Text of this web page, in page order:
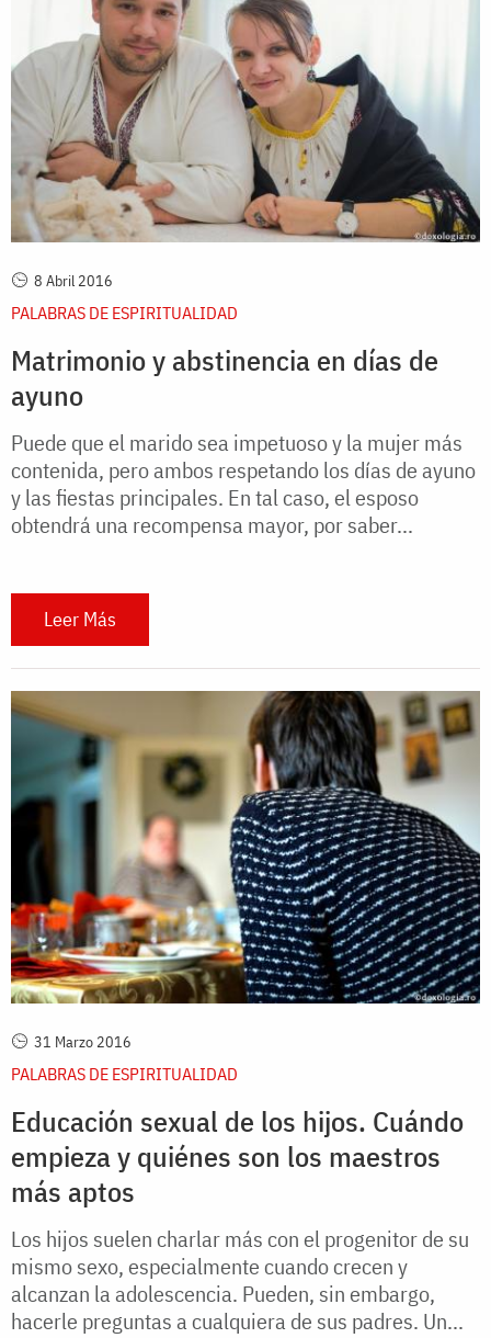
8 Abril 2016
PALABRAS DE ESPIRITUALIDAD
Matrimonio y abstinencia en días de
ayuno
Puede que el marido sea impetuoso y la mujer más
contenida, pero ambos respetando los días de ayuno
y las fiestas principales. En tal caso, el esposo
obtendrá una recompensa mayor, por saber...
Leer Más
31 Marzo 2016
PALABRAS DE ESPIRITUALIDAD
Educación sexual de los hijos. Cuándo
empieza y quiénes son los maestros
más aptos
Los hijos suelen charlar más con el progenitor de su
mismo sexo, especialmente cuando crecen y
alcanzan la adolescencia. Pueden, sin embargo,
hacerle preguntas a cualquiera de sus padres. Un...